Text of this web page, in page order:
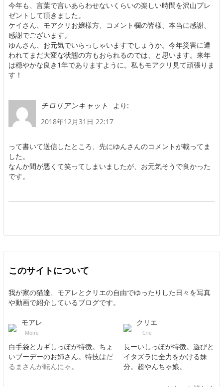
今年も、言葉で言いあらわせないくらいの楽しい時間を沢山プレ
ゼントして頂きました。
ケイさん、モアクリお嬢様方、コメント欄の皆様、本当に感謝、
感謝でございます。
ゆんさん、お元気でいらっしゃいますでしょうか。今年災害に遭
われてまだ大変な状態の方もおられるのでは、と思います。来年
は穏やかな良き1年でありますように。私もモアクリ見て頑張りま
す！
チロリアンキャット
より:
2018年12月31日 22:17
って書いて送信したところ、先にゆんさんのコメントが載ってま
した。
なんか間が悪くて笑ってしまいましたが、お元気そうで良かった
です。
このサイトについて
我が家の猫達、モアレとクリエの自由でゆったりした日々を写真
や動画で紹介しているブログです。
モアレ
Moire
白手袋とカギしっぽが特徴。ちょ
いブーデーのお姉さん。特技はだ
るまさんが転んにゃ。
クリエ
Crie
長ーいしっぽが特徴。遊びと
イタズラに全力をかける妹
分。超やんちゃ娘。